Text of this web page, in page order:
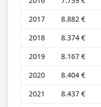
2017
8.882 €
2018
8.374 €
2019
8.167 €
2020
8.404 €
2021
8.437 €